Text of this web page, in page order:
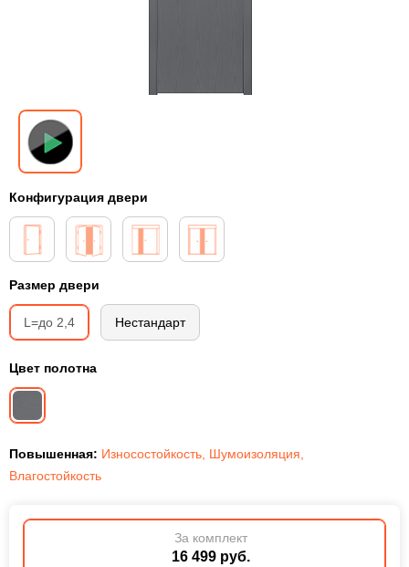
Конфигурация двери
Размер двери
L=до 2,4 Нестандарт
Цвет полотна
Повышенная: Износостойкость, Шумоизоляция,
Влагостойкость
За комплект
16 499 руб.